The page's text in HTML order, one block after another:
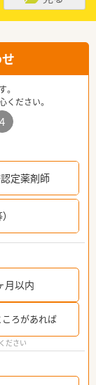
。
ください。
4
定薬剤師
月以内
ころがあれば
ださい